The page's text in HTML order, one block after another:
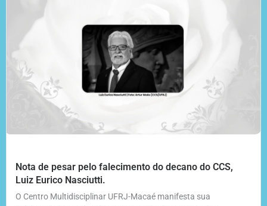
Nota de pesar pelo falecimento do decano do CCS,
Luiz Eurico Nasciutti.
O Centro Multidisciplinar UFRJ-Macaé manifesta sua